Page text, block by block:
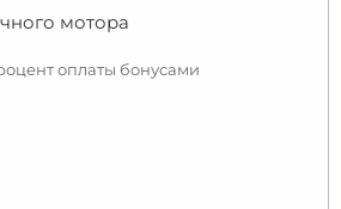
мотора
оплаты бонусами